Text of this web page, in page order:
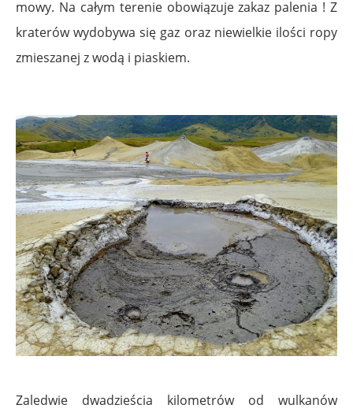
mowy. Na całym terenie obowiązuje zakaz palenia ! Z
kraterów wydobywa się gaz oraz niewielkie ilości ropy
zmieszanej z wodą i piaskiem.
Zaledwie dwadzieścia kilometrów od wulkanów